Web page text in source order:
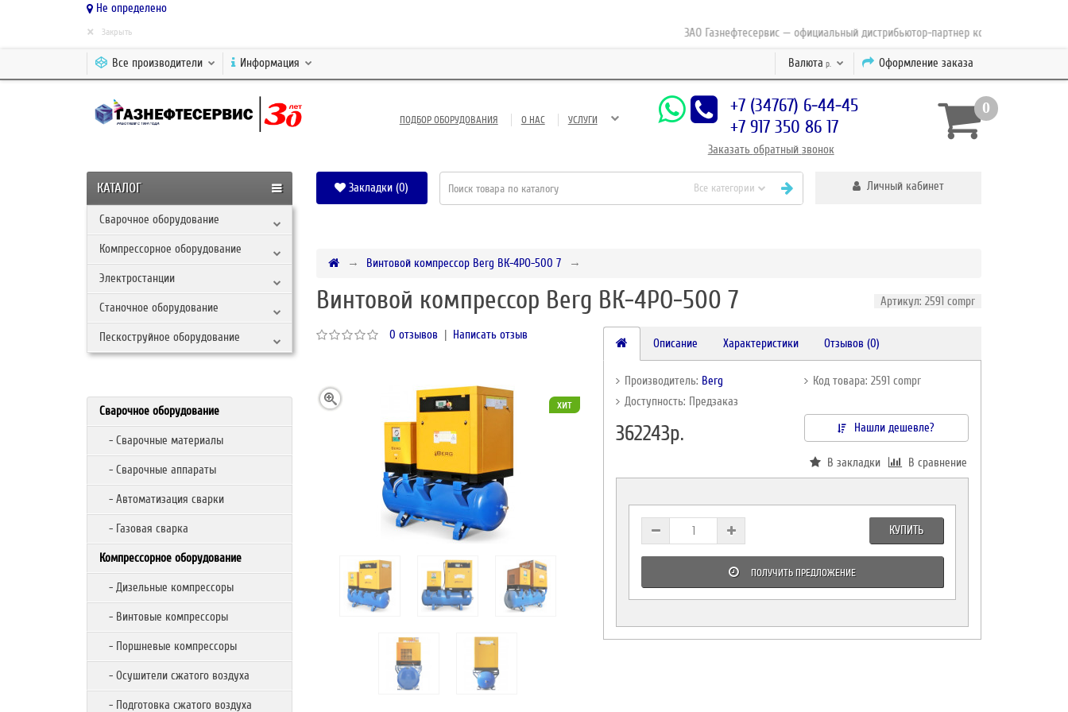
Не определено
ЗАО Газнефтесервис — официальный дистрибьютор-партнер концерна ESAB с 2010
× Закрыть
Оформление заказа
Валюта р.
Все производители Информация
ПОДБОР ОБОРУДОВАНИЯ О НАС УСЛУГИ
+7 (34767) 6-44-45
+7 917 350 86 17
Заказать обратный звонок
0
КАТАЛОГ
Сварочное оборудование
Компрессорное оборудование
Электростанции
Станочное оборудование
Пескоструйное оборудование
Закладки (0) Все категории Личный кабинет
Сварочное оборудование
- Сварочные материалы
- Сварочные аппараты
- Автоматизация сварки
- Газовая сварка
Компрессорное оборудование
- Дизельные компрессоры
- Винтовые компрессоры
- Поршневые компрессоры
- Осушители сжатого воздуха
- Подготовка сжатого воздуха
Винтовой компрессор Berg ВК-4РО-500 7
Винтовой компрессор Berg ВК-4РО-500 7 Артикул: 2591 compr
0 отзывов | Написать отзыв
хит
Описание Характеристики Отзывов (0)
Производитель: Berg
Код товара: 2591 compr
Доступность: Предзаказ
362243р. Нашли дешевле?
В закладки В сравнение
КУПИТЬ
ПОЛУЧИТЬ ПРЕДЛОЖЕНИЕ